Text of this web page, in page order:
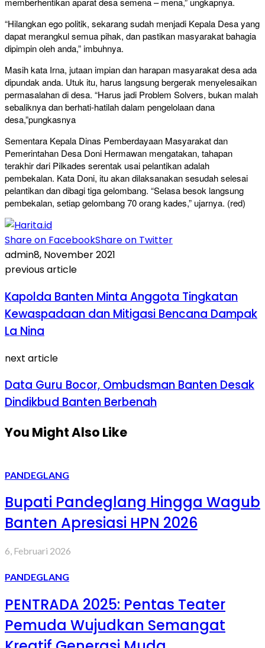
“Hilangkan ego politik, sekarang sudah menjadi Kepala Desa yang
dapat merangkul semua pihak, dan pastikan masyarakat bahagia
dipimpin oleh anda,” imbuhnya.
Masih kata Irna, jutaan impian dan harapan masyarakat desa ada
dipundak anda. Utuk itu, harus langsung bergerak menyelesaikan
permasalahan di desa. “Harus jadi Problem Solvers, bukan malah
sebaliknya dan berhati-hatilah dalam pengelolaan dana
desa,”pungkasnya
Sementara Kepala Dinas Pemberdayaan Masyarakat dan
Pemerintahan Desa Doni Hermawan mengatakan, tahapan
terakhir dari Pilkades serentak usai pelantikan adalah
pembekalan. Kata Doni, itu akan dilaksanakan sesudah selesai
pelantikan dan dibagi tiga gelombang. “Selasa besok langsung
pembekalan, setiap gelombang 70 orang kades,” ujarnya. (red)
Share on FacebookShare on Twitter
admin8, November 2021
previous article
Kapolda Banten Minta Anggota Tingkatan
Kewaspadaan dan Mitigasi Bencana Dampak
La Nina
next article
Data Guru Bocor, Ombudsman Banten Desak
Dindikbud Banten Berbenah
You Might Also Like
PANDEGLANG
Bupati Pandeglang Hingga Wagub
Banten Apresiasi HPN 2026
6, Februari 2026
PANDEGLANG
PENTRADA 2025: Pentas Teater
Pemuda Wujudkan Semangat